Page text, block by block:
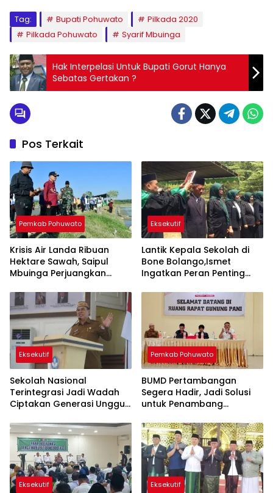
Tag: Bupati Pohuwato
Pilkada 2020
Pilkada Pohuwato
Syarif Mbuinga
Hak Interpelasi Untuk Bupati Gorut Hanya
Sebatas Gertakan ?
Pos Terkait
Pemkab Pohuwato
Krisis Air Landa Ribuan
Hektare Sawah, Saipul
Mbuinga Perjuangkan
Rupiah
Eksekutif
Lantik Kepala Sekolah di
Bone Bolango,Ismet
Ingatkan Peran Penting
Stunting
Eksekutif
Sekolah Nasional
Terintegrasi Jadi Wadah
Ciptakan Generasi Unggul
Pemkab Pohuwato
BUMD Pertambangan
Segera Hadir, Jadi Solusi
untuk Penambang
Eksekutif Eksekutif